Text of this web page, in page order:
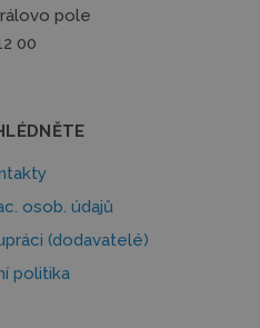
pole
00
osob. údajů
(dodavatelé)
politika